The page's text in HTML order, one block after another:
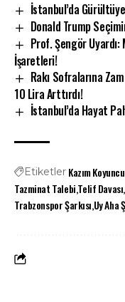
İstanbul’da
Donald Trump
Prof. Şengör Uyardı:
İşaretleri!
Rakı Sofralarına
10 Lira Arttırdı!
İstanbul’da Hayat
Etiketler Kazım Koyuncu
Tazminat TalebiTelif Davası
Trabzonspor ŞarkısıUy Aha